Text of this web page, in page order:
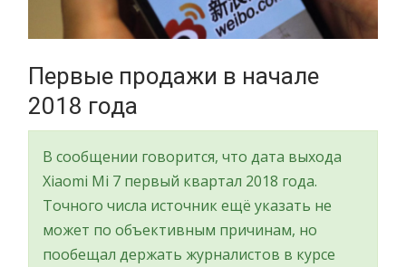
Первые продажи в начале
2018 года
В сообщении говорится, что дата выхода
Xiaomi Mi 7 первый квартал 2018 года.
Точного числа источник ещё указать не
может по объективным причинам, но
пообещал держать журналистов в курсе